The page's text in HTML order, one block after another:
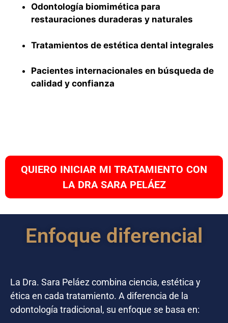
Odontología biomimética para
restauraciones duraderas y naturales
Tratamientos de estética dental integrales
Pacientes internacionales en búsqueda de
calidad y confianza
QUIERO INICIAR MI TRATAMIENTO CON
LA DRA SARA PELÁEZ
Enfoque diferencial
La Dra. Sara Peláez combina ciencia, estética y
ética en cada tratamiento. A diferencia de la
odontología tradicional, su enfoque se basa en: